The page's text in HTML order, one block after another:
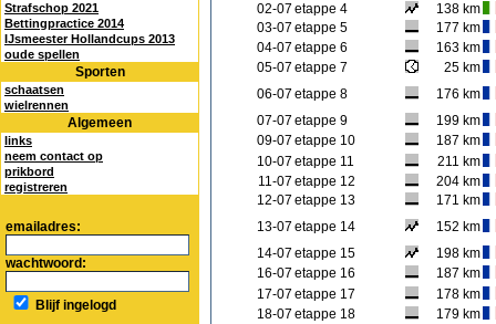
Strafschop 2021
Bettingpractice 2014
IJsmeester Hollandcups 2013
oude spellen
Sporten
schaatsen
wielrennen
Algemeen
links
neem contact op
prikbord
registreren
emailadres:
wachtwoord:
Blijf ingelogd
02-07 etappe 4
138 km
03-07 etappe 5
177 km
04-07 etappe 6
163 km
05-07 etappe 7
25 km
06-07 etappe 8
176 km
07-07 etappe 9
199 km
09-07 etappe 10
187 km
10-07 etappe 11
211 km
11-07 etappe 12
204 km
12-07 etappe 13
171 km
13-07 etappe 14
152 km
14-07 etappe 15
198 km
16-07 etappe 16
187 km
17-07 etappe 17
178 km
18-07 etappe 18
179 km